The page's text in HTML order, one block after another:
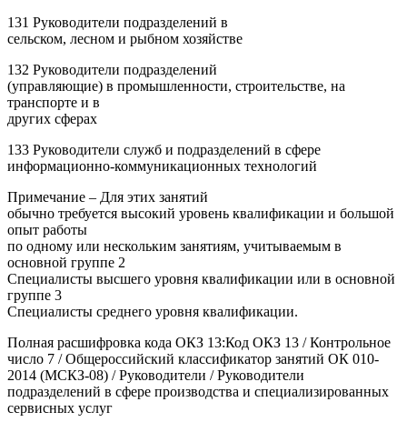
131 Руководители подразделений в
сельском, лесном и рыбном хозяйстве
132 Руководители подразделений
(управляющие) в промышленности, строительстве, на
транспорте и в
других сферах
133 Руководители служб и подразделений в сфере
информационно-коммуникационных технологий
Примечание – Для этих занятий
обычно требуется высокий уровень квалификации и большой
опыт работы
по одному или нескольким занятиям, учитываемым в
основной группе 2
Специалисты высшего уровня квалификации или в основной
группе 3
Специалисты среднего уровня квалификации.
Полная расшифровка кода ОКЗ 13:Код ОКЗ 13 / Контрольное
число 7 / Общероссийский классификатор занятий ОК 010-
2014 (МСКЗ-08) / Руководители / Руководители
подразделений в сфере производства и специализированных
сервисных услуг